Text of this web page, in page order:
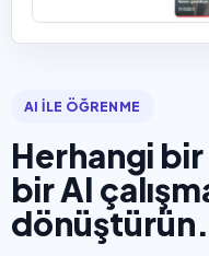
AI ILE ÖĞRENME
Herhangi bir
bir AI
dönüştürün.